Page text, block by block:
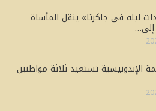
ليلة في جاكرتا» ينقل المأساة
إلى…
الإندونيسية تستعيد ثلاثة مواطنين